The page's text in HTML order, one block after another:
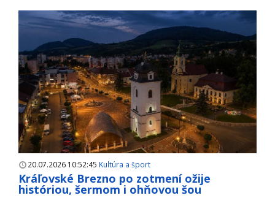
20.07.2026 10:52:45 Kultúra a šport
Kráľovské Brezno po zotmení ožije
históriou, šermom i ohňovou šou